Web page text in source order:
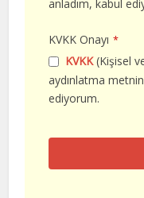
anladım, kabul
KVKK Onayı *
KVKK(Kişisel
aydınlatma
ediyorum.